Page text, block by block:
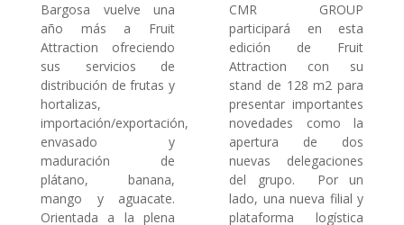
Bargosa vuelve una
año más a Fruit
Attraction ofreciendo
sus servicios de
distribución de frutas y
hortalizas,
importación/exportación,
envasado y
maduración de
plátano, banana,
mango y aguacate.
Orientada a la plena
CMR GROUP
participará en esta
edición de Fruit
Attraction con su
stand de 128 m2 para
presentar importantes
novedades como la
apertura de dos
nuevas delegaciones
del grupo. Por un
lado, una nueva filial y
plataforma logística